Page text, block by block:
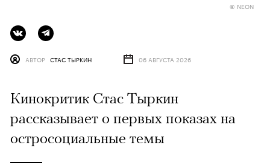
© NEON
АВТОР СТАС ТЫРКИН 06 АВГУСТА 2026
Кинокритик Стас Тыркин
рассказывает о первых показах на
остросоциальные темы